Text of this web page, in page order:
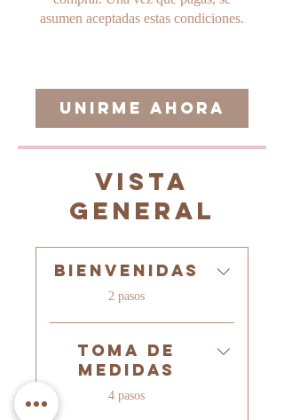
asumen aceptadas estas condiciones.
Unirme ahora
Vista
general
Bienvenidas
.
2 pasos
Toma de
medidas
.
4 pasos